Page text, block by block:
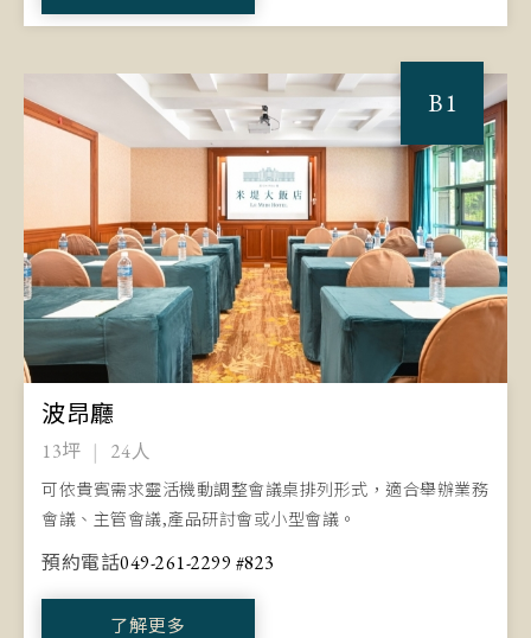
B1
波昂廳
13坪 24人
可依貴賓需求靈活機動調整會議桌排列形式，適合舉辦業務
會議、主管會議,產品研討會或小型會議。
預約電話049-261-2299 #823
了解更多